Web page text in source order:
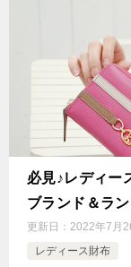
必見♪レディー
ブランド＆ラ
更新日： 2022年7月
レディース財布